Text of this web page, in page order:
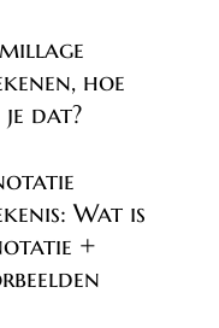
hoe
je dat?
Wat is
+